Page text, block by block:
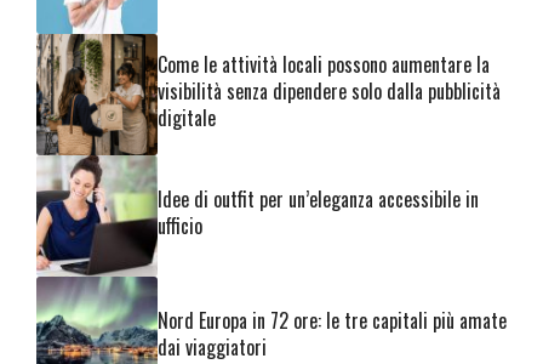
Come le attività locali possono aumentare la
visibilità senza dipendere solo dalla pubblicità
digitale
Idee di outfit per un’eleganza accessibile in
ufficio
Nord Europa in 72 ore: le tre capitali più amate
dai viaggiatori